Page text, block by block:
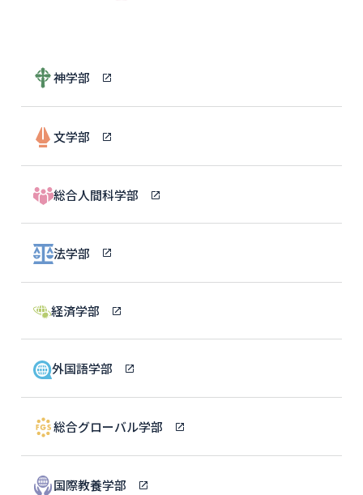
神学部
文学部
総合人間科学部
法学部
経済学部
外国語学部
総合グローバル学部
国際教養学部